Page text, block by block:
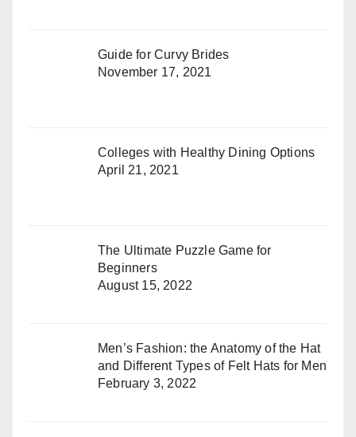
Guide for Curvy Brides
November 17, 2021
Colleges with Healthy Dining Options
April 21, 2021
The Ultimate Puzzle Game for
Beginners
August 15, 2022
Men’s Fashion: the Anatomy of the Hat
and Different Types of Felt Hats for Men
February 3, 2022